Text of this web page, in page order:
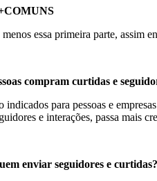
essa primeira parte, assim
compram curtidas e
indicados para pessoas e
e interações, passa mais
enviar seguidores e curtidas?